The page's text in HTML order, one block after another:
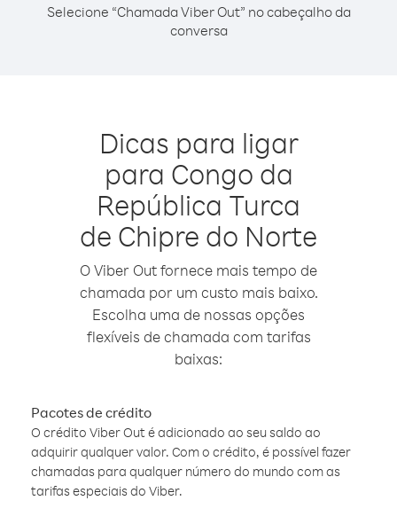
Selecione “Chamada Viber Out” no cabeçalho da
conversa
Dicas para ligar
para Congo da
República Turca
de Chipre do Norte
O Viber Out fornece mais tempo de
chamada por um custo mais baixo.
Escolha uma de nossas opções
flexíveis de chamada com tarifas
baixas:
Pacotes de crédito
O crédito Viber Out é adicionado ao seu saldo ao
adquirir qualquer valor. Com o crédito, é possível fazer
chamadas para qualquer número do mundo com as
tarifas especiais do Viber.